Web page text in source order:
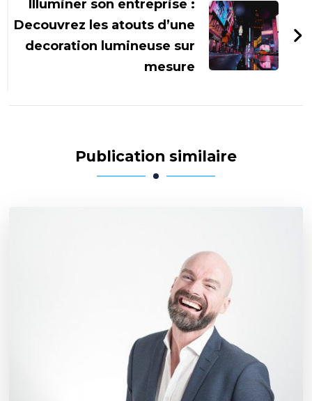
Illuminer son entreprise :
Decouvrez les atouts d’une
decoration lumineuse sur
mesure
Publication similaire